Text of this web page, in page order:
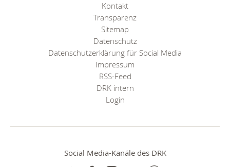
Kontakt
Transparenz
Sitemap
Datenschutz
Datenschutzerklärung für Social Media
Impressum
RSS-Feed
DRK intern
Login
Social Media-Kanäle des DRK